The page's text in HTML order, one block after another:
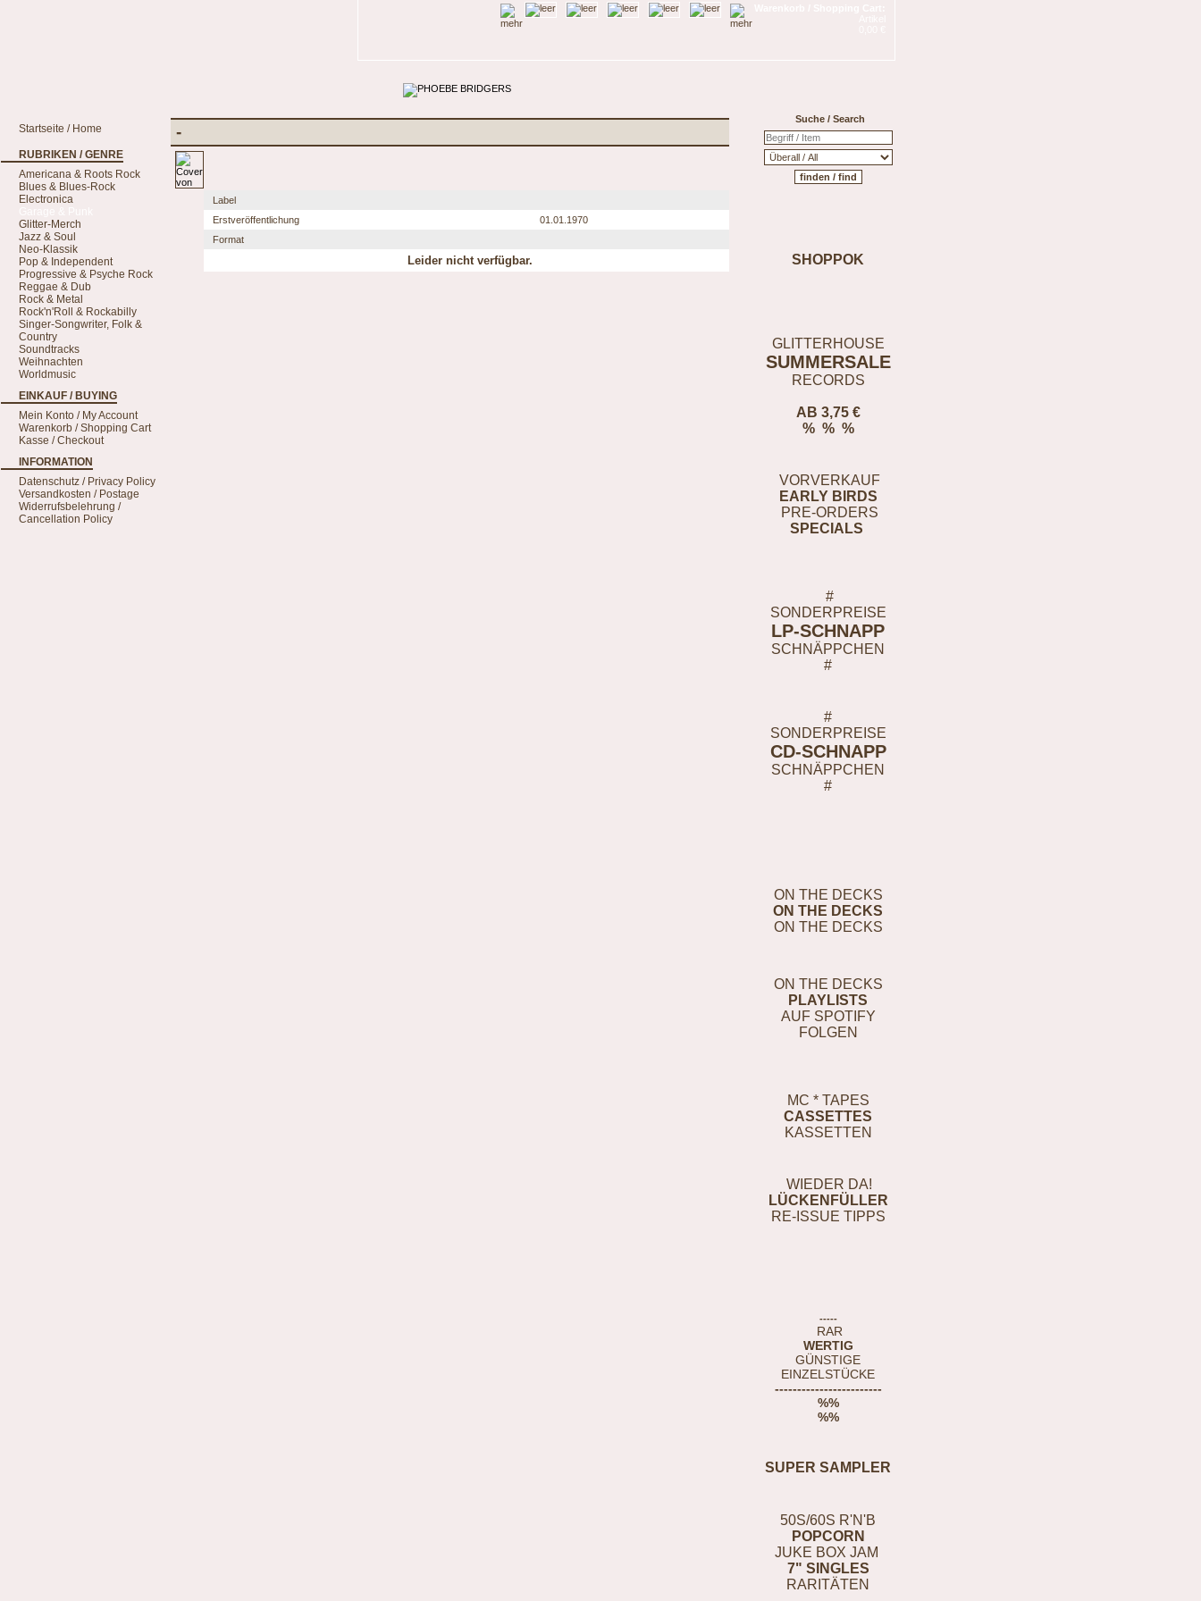
Suche / Search
SHOPPOK
GLITTERHOUSE
SUMMERSALE
RECORDS
AB 3,75 €
% % %
VORVERKAUF
EARLY BIRDS
PRE-ORDERS
SPECIALS
#
SONDERPREISE
LP-SCHNAPP
SCHNÄPPCHEN
#
#
SONDERPREISE
CD-SCHNAPP
SCHNÄPPCHEN
#
ON THE DECKS
ON THE DECKS
ON THE DECKS
ON THE DECKS
PLAYLISTS
AUF SPOTIFY
FOLGEN
MC * TAPES
CASSETTES
KASSETTEN
WIEDER DA!
LÜCKENFÜLLER
RE-ISSUE TIPPS
-----
RAR
WERTIG
GÜNSTIGE
EINZELSTÜCKE
------------------------
%%
%%
SUPER SAMPLER
50S/60S R'N'B
POPCORN
JUKE BOX JAM
7" SINGLES
RARITÄTEN
Startseite / Home
RUBRIKEN / GENRE
Americana & Roots Rock
Blues & Blues-Rock
Electronica
Glitter-Merch
Jazz & Soul
Neo-Klassik
Pop & Independent
Progressive & Psyche Rock
Reggae & Dub
Rock & Metal
Rock'n'Roll & Rockabilly
Singer-Songwriter, Folk &
Country
Soundtracks
Weihnachten
Worldmusic
EINKAUF / BUYING
Mein Konto / My Account
Warenkorb / Shopping Cart
Kasse / Checkout
INFORMATION
Datenschutz / Privacy Policy
Versandkosten / Postage
Widerrufsbelehrung /
Cancellation Policy
-
Label
Erstveröffentlichung
01.01.1970
Format
Leider nicht verfügbar.